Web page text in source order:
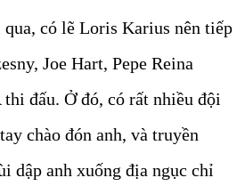
qua, có lẽ Loris Karius nên tiếp
Joe Hart, Pepe Reina
thi đấu. Ở đó, có rất nhiều đội
chào đón anh, và truyền
dập anh xuống địa ngục chỉ